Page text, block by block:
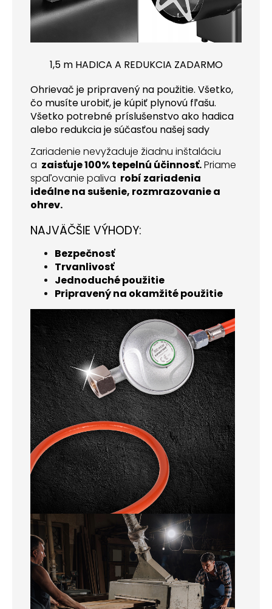
1,5 m HADICA A REDUKCIA ZADARMO
Ohrievač je pripravený na použitie. Všetko,
čo musíte urobiť, je kúpiť plynovú fľašu.
Všetko potrebné príslušenstvo ako hadica
alebo redukcia je súčasťou našej sady
Zariadenie nevyžaduje žiadnu inštaláciu
a zaisťuje 100% tepelnú účinnosť.Priame
spaľovanie paliva robí zariadenia
ideálne na sušenie, rozmrazovanie a
ohrev.
NAJVÄČŠIE VÝHODY:
Bezpečnosť
Trvanlivosť
Jednoduché použitie
Pripravený na okamžité použitie